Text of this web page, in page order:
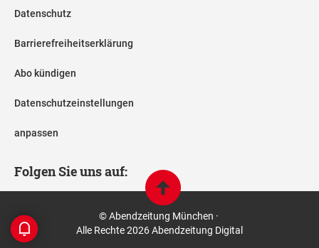
Datenschutz
Barrierefreiheitserklärung
Abo kündigen
Datenschutzeinstellungen
anpassen
Folgen Sie uns auf:
© Abendzeitung München ·
Alle Rechte 2026 Abendzeitung Digital